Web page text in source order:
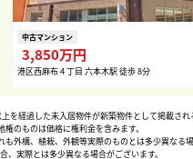
中古マンション
3,850万円
港区西麻布４丁目 六本木駅 徒歩 8分
を経過した未入居物件が新築物件として掲載され
権のものは価格に権利金を含みます。
も外構、植栽、外観等実際のものとは多少異なる場
、実際とは多少異なる場合がございます。